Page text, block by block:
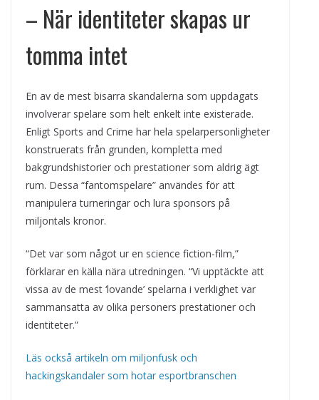
– När identiteter skapas ur
tomma intet
En av de mest bisarra skandalerna som uppdagats
involverar spelare som helt enkelt inte existerade.
Enligt Sports and Crime har hela spelarpersonligheter
konstruerats från grunden, kompletta med
bakgrundshistorier och prestationer som aldrig ägt
rum. Dessa “fantomspelare” användes för att
manipulera turneringar och lura sponsors på
miljontals kronor.
“Det var som något ur en science fiction-film,”
förklarar en källa nära utredningen. “Vi upptäckte att
vissa av de mest ‘lovande’ spelarna i verklighet var
sammansatta av olika personers prestationer och
identiteter.”
Läs också artikeln om miljonfusk och
hackingskandaler som hotar esportbranschen